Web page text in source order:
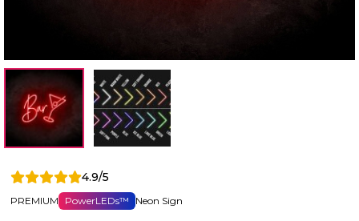
4.9/5
PREMIUM PowerLEDs™ Neon Sign